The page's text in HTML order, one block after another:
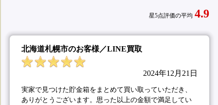
星5点評価の平均 4.9
北海道札幌市のお客様／LINE買取
2024年12月21日
実家で見つけた貯金箱をまとめて買い取っていただき、
ありがとうございます。思った以上の金額で満足してい